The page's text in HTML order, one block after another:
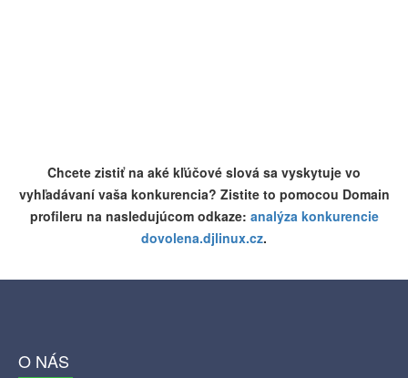
Chcete zistiť na aké kľúčové slová sa vyskytuje vo
vyhľadávaní vaša konkurencia? Zistite to pomocou Domain
profileru na nasledujúcom odkaze: analýza konkurencie
dovolena.djlinux.cz.
O NÁS